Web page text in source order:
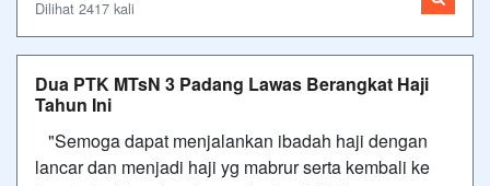
Dilihat 2417 kali
Dua PTK MTsN 3 Padang Lawas Berangkat Haji
Tahun Ini
"Semoga dapat menjalankan ibadah haji dengan
lancar dan menjadi haji yg mabrur serta kembali ke